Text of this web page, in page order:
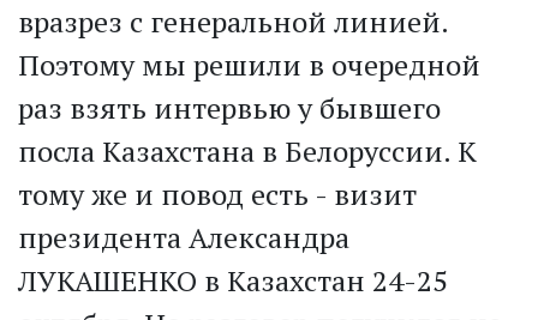
вразрез с генеральной линией.
Поэтому мы решили в очередной
раз взять интервью у бывшего
посла Казахстана в Белоруссии. К
тому же и повод есть - визит
президента Александра
ЛУКАШЕНКО в Казахстан 24-25